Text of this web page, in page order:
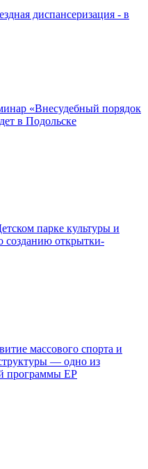
диспансеризация - в
«Внесудебный порядок
в Подольске
парке культуры и
созданию открытки-
массового спорта и
— одно из
программы ЕР